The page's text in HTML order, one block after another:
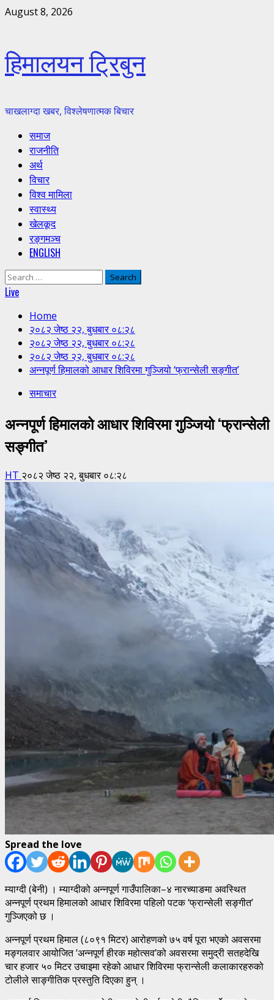
Skip
August 8, 2026
हिमालयन ट्रिबुन
चाखलाग्दा खबर, विश्लेषणात्मक बिचार
Primary
Menu
समाज
राजनीति
अर्थ
विचार
विश्व मामिला
स्वास्थ्य
खेलकूद
रङ्गमञ्च
ENGLISH
Search
for:
Live
Home
२०८२ जेष्ठ २२, बुधबार ०८:२८
२०८२ जेष्ठ २२, बुधबार ०८:२८
२०८२ जेष्ठ २२, बुधबार ०८:२८
अन्नपूर्ण हिमालको आधार शिविरमा गुञ्जियो ‘फ्रान्सेली सङ्गीत’
समाचार
अन्नपूर्ण हिमालको आधार शिविरमा गुञ्जियो ‘फ्रान्सेली
सङ्गीत’
HT २०८२ जेष्ठ २२, बुधबार ०८:२८
Spread the love
म्याग्दी (बेनी) । म्याग्दीको अन्नपूर्ण गाउँपालिका–४ नारच्याङमा अवस्थित
अन्नपूर्ण प्रथम हिमालको आधार शिविरमा पहिलो पटक ‘फ्रान्सेली सङ्गीत’
गुञ्जिएको छ ।
अन्नपूर्ण प्रथम हिमाल (८०९१ मिटर) आरोहणको ७५ वर्ष पूरा भएको अवसरमा
मङ्गलवार आयोजित ‘अन्नपूर्ण हीरक महोत्सव’को अवसरमा समुद्री सतहदेखि
चार हजार ५० मिटर उचाइमा रहेको आधार शिविरमा फ्रान्सेली कलाकारहरुको
टोलीले साङ्गीतिक प्रस्तुति दिएका हुन् ।